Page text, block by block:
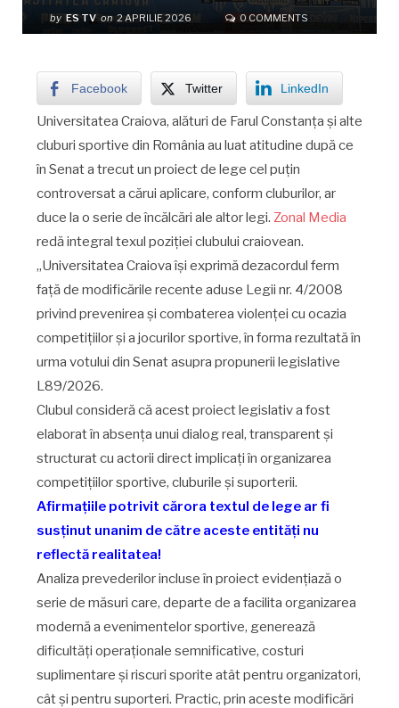
by ES TV on 2 APRILIE 2026 0 COMMENTS
Facebook Twitter LinkedIn
Universitatea Craiova, alături de Farul Constanța și alte
cluburi sportive din România au luat atitudine după ce
în Senat a trecut un proiect de lege cel puțin
controversat a cărui aplicare, conform cluburilor, ar
duce la o serie de încălcări ale altor legi. Zonal Media
redă integral texul poziției clubului craiovean.
„Universitatea Craiova își exprimă dezacordul ferm
față de modificările recente aduse Legii nr. 4/2008
privind prevenirea și combaterea violenței cu ocazia
competițiilor și a jocurilor sportive, în forma rezultată în
urma votului din Senat asupra propunerii legislative
L89/2026.
Clubul consideră că acest proiect legislativ a fost
elaborat în absența unui dialog real, transparent și
structurat cu actorii direct implicați în organizarea
competițiilor sportive, cluburile și suporterii.
Afirmațiile potrivit cărora textul de lege ar fi
susținut unanim de către aceste entități nu
reflectă realitatea!
Analiza prevederilor incluse în proiect evidențiază o
serie de măsuri care, departe de a facilita organizarea
modernă a evenimentelor sportive, generează
dificultăți operaționale semnificative, costuri
suplimentare și riscuri sporite atât pentru organizatori,
cât și pentru suporteri. Practic, prin aceste modificări